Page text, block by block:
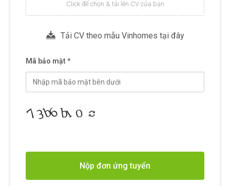
Click để chọn & tải lên CV của bạn
Tải CV theo mẫu Vinhomes tại đây
Mã bảo mật *
Nộp đơn ứng tuyển